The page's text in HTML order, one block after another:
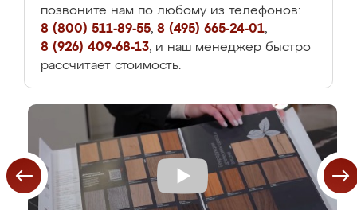
позвоните нам по любому из телефонов:
8 (800) 511-89-55, 8 (495) 665-24-01,
8 (926) 409-68-13, и наш менеджер быстро
рассчитает стоимость.